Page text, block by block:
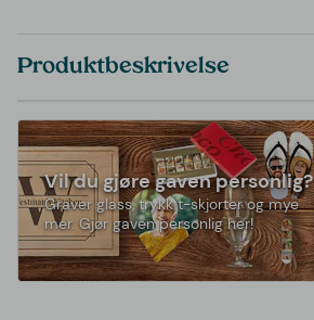
Produktbeskrivelse
Vil du gjøre gaven personlig?
Graver glass, trykk t-skjorter og mye
mer. Gjør gaven personlig her!